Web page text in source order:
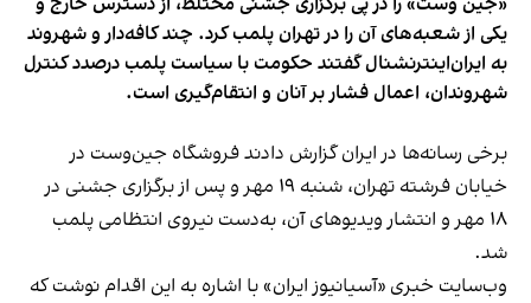
یکی از شعبه‌های آن را در تهران پلمب کرد. چند کافه‌‌دار و شهروند
به ایران‌اینترنشنال گفتند حکومت با سیاست پلمب درصدد کنترل
شهروندان، اعمال فشار بر آنان و انتقام‌گیری است.
برخی رسانه‌ها در ایران گزارش دادند فروشگاه جین‌وست در
خیابان فرشته تهران، شنبه ۱۹ مهر و پس از برگزاری جشنی در
۱۸ مهر و انتشار ویدیوهای آن، به‌دست نیروی انتظامی پلمب
شد.
وب‌سایت خبری «آسیانیوز ایران» با اشاره به این اقدام نوشت که